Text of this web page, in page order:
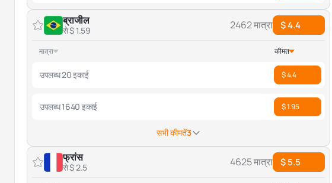
ब्राजील
से $ 1.59 2462 मात्रा $ 4.4
मात्रा कीमत
उपलब्ध 20 इकाई $ 4.4
उपलब्ध 1640 इकाई $ 1.95
सभी कीमतें3
फ्रांस
से $ 2.5 4625 मात्रा $ 5.5